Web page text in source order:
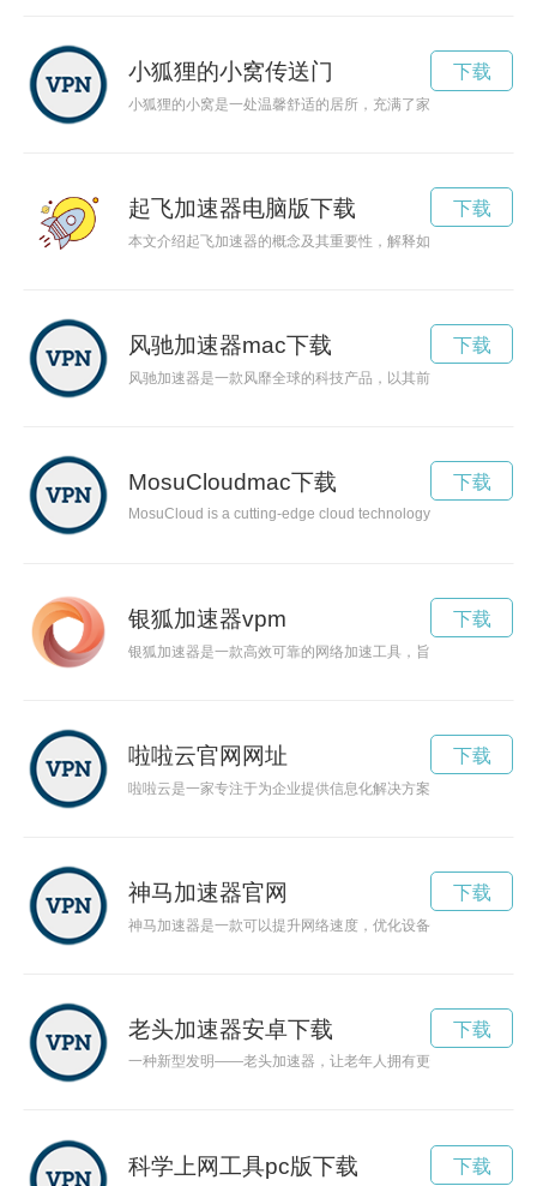
小狐狸的小窝传送门
小狐狸的小窝是一处温馨舒适的居所，充满了家的温暖和欢乐。
下载
起飞加速器电脑版下载
本文介绍起飞加速器的概念及其重要性，解释如何使用它提升企
下载
风驰加速器mac下载
风驰加速器是一款风靡全球的科技产品，以其前所未有的速度
下载
MosuCloudmac下载
MosuCloud is a cutting-edge cloud technology that is
下载
银狐加速器vpm
银狐加速器是一款高效可靠的网络加速工具，旨在提供稳定、
下载
啦啦云官网网址
啦啦云是一家专注于为企业提供信息化解决方案的云服务平台
下载
神马加速器官网
神马加速器是一款可以提升网络速度，优化设备性能的工具，
下载
老头加速器安卓下载
一种新型发明——老头加速器，让老年人拥有更快的行动能力和
下载
科学上网工具pc版下载 下载